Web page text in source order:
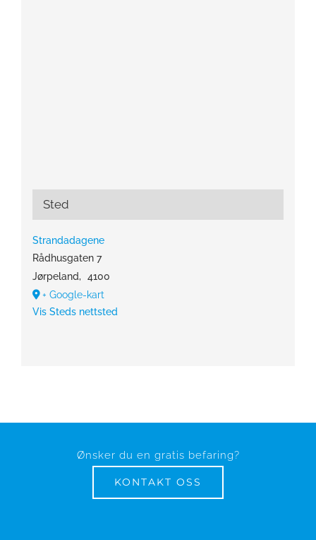
Sted
Strandadagene
Rådhusgaten 7
Jørpeland,
4100
+ Google-kart
Vis Steds nettsted
Ønsker du en gratis befaring?
KONTAKT OSS